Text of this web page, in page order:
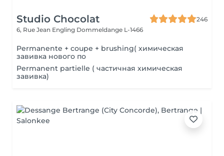
Studio Chocolat
246
6, Rue Jean Engling Dommeldange L-1466
Permanente + coupe + brushing( химическая
завивка нового по
Permanent partielle ( частичная химическая
завивка)